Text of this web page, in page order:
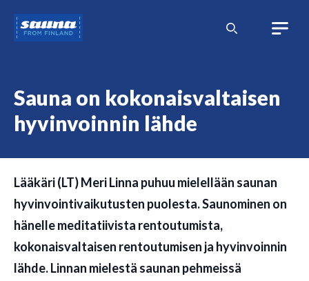
sisältöön
Sauna
from
Sauna on kokonaisvaltaisen
hyvinvoinnin lähde
Lääkäri (LT) Meri Linna puhuu mielellään saunan
hyvinvointivaikutusten puolesta. Saunominen on
hänelle meditatiivista rentoutumista,
kokonaisvaltaisen rentoutumisen ja hyvinvoinnin
lähde. Linnan mielestä saunan pehmeissä